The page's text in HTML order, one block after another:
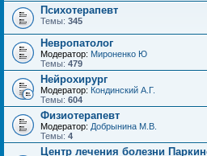
Психотерапевт
Темы: 345
Невропатолог
Модератор: Мироненко Ю
Темы: 479
Нейрохирург
Модератор: Кондинский А.Г.
Темы: 604
Физиотерапевт
Модератор: Добрынина М.В.
Темы: 4
Центр лечения болезни